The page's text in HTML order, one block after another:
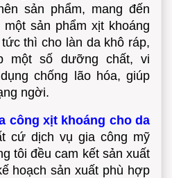
sản phẩm, mang đến
sản phẩm xịt khoáng
thì cho làn da khô ráp,
một số dưỡng chất, vi
chống lão hóa, giúp
ngời.
công xịt khoáng cho da
cứ dịch vụ gia công mỹ
tôi đều cam kết sản xuất
hoạch sản xuất phù hợp